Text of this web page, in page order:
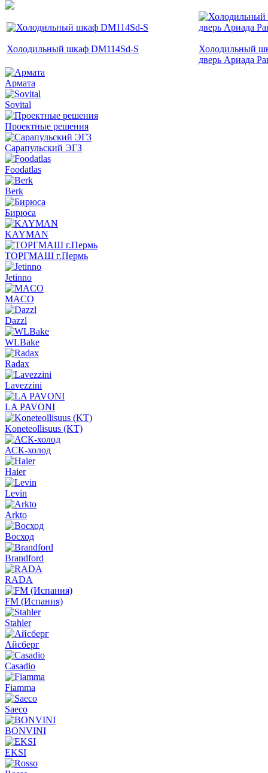
Холодильный шкаф DM114Sd-S
Холодильный
дверь Ариада
Армата
Sovital
Проектные решения
Сарапульский ЭГЗ
Foodatlas
Berk
Бирюса
KAYMAN
ТОРГМАШ г.Пермь
Jetinno
MACO
Dazzl
WLBake
Radax
Lavezzini
LA PAVONI
Koneteollisuus (KT)
АСК-холод
Haier
Levin
Arkto
Восход
Brandford
RADA
FM (Испания)
Stahler
Айсберг
Casadio
Fiamma
Saeco
BONVINI
EKSI